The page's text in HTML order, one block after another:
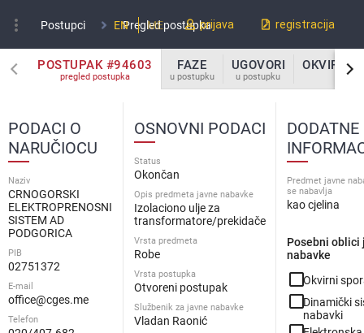
more_vert Postupci Pregled postupka
EN ME prijava registracija
POSTUPAK #94603
pregled postupka
FAZE
u postupku
UGOVORI
u postupku
OKVIRNI
u
OSNOVNI PODACI
Status
Okončan
Opis predmeta javne nabavke
Izolaciono ulje za
transformatore/prekidače
Vrsta predmeta
Robe
Vrsta postupka
Otvoreni postupak
Službenik za javne nabavke
Vladan Raonić
DODATNE
Predmet javne
se nabavlja
kao cjelina
Posebni oblici
nabavke
check_box_outline_blankOkvirni
check_box_outline_blankDinamički
nabavki
PODACI O
NARUČIOCU
Naziv
CRNOGORSKI
ELEKTROPRENOSNI
SISTEM AD
PODGORICA
PIB
02751372
E-mail
office@cges.me
Telefon